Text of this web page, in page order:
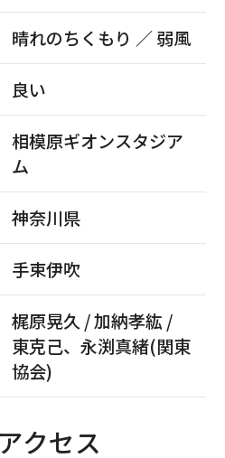
晴れのちくもり ／ 弱風
良い
相模原ギオンスタジア
ム
神奈川県
手束伊吹
梶原晃久 / 加納孝紘 /
東克己、永渕真緒(関東
協会)
クセス